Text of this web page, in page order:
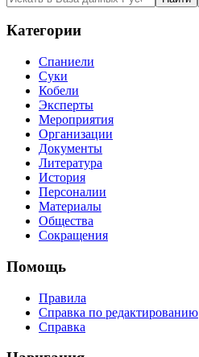
Категории
Спаниели
Суки
Кобели
Эксперты
Мероприятия
Организации
Документы
Литература
История
Персоналии
Материалы
Общества
Сокращения
Помощь
Правила
Справка по редактированию
Справка